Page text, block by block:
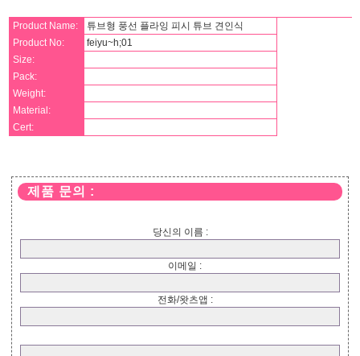
Product Name:
튜브형 풍선 플라잉 피시 튜브 견인식
Product No:
feiyu~h;01
Size:
Pack:
Weight:
Material:
Cert:
제품 문의 :
당신의 이름 :
이메일 :
전화/왓츠앱 :